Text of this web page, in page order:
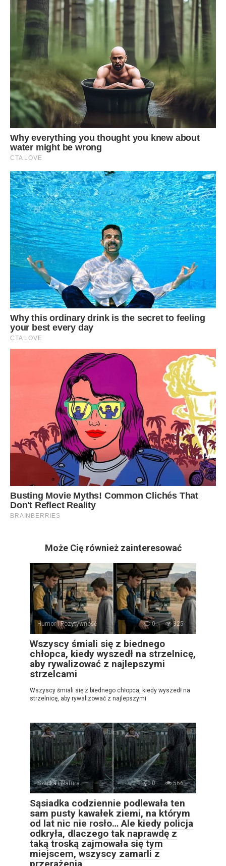
Może Cię również zainteresować
Humor i Pozytywność 0 325
Wszyscy śmiali się z biednego
chłopca, kiedy wyszedł na strzelnicę,
aby rywalizować z najlepszymi
strzelcami
Wszyscy śmiali się z biednego chłopca, kiedy wyszedł na
strzelnicę, aby rywalizować z najlepszymi
Sztuka i Natura 0 566
Sąsiadka codziennie podlewała ten
sam pusty kawałek ziemi, na którym
od lat nic nie rosło… Ale kiedy policja
odkryła, dlaczego tak naprawdę z
taką troską zajmowała się tym
miejscem, wszyscy zamarli z